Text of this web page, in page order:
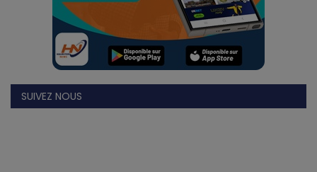
Blagues
SUIVEZ NOUS